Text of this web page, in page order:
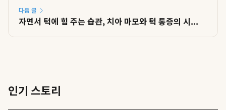
다음 글
자면서 턱에 힘 주는 습관, 치아 마모와 턱 통증의 시...
인기 스토리